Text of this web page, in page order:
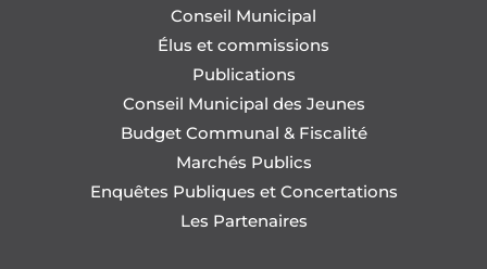
Conseil Municipal
Élus et commissions
Publications
Conseil Municipal des Jeunes
Budget Communal & Fiscalité
Marchés Publics
Enquêtes Publiques et Concertations
Les Partenaires